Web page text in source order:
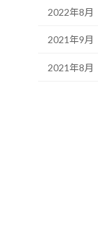
2022年8月
2021年9月
2021年8月